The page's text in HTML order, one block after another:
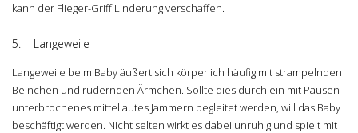
kann der Flieger-Griff Linderung verschaffen.
5. Langeweile
Langeweile beim Baby äußert sich körperlich häufig mit strampelnden
Beinchen und rudernden Ärmchen. Sollte dies durch ein mit Pausen
unterbrochenes mittellautes Jammern begleitet werden, will das Baby
beschäftigt werden. Nicht selten wirkt es dabei unruhig und spielt mit